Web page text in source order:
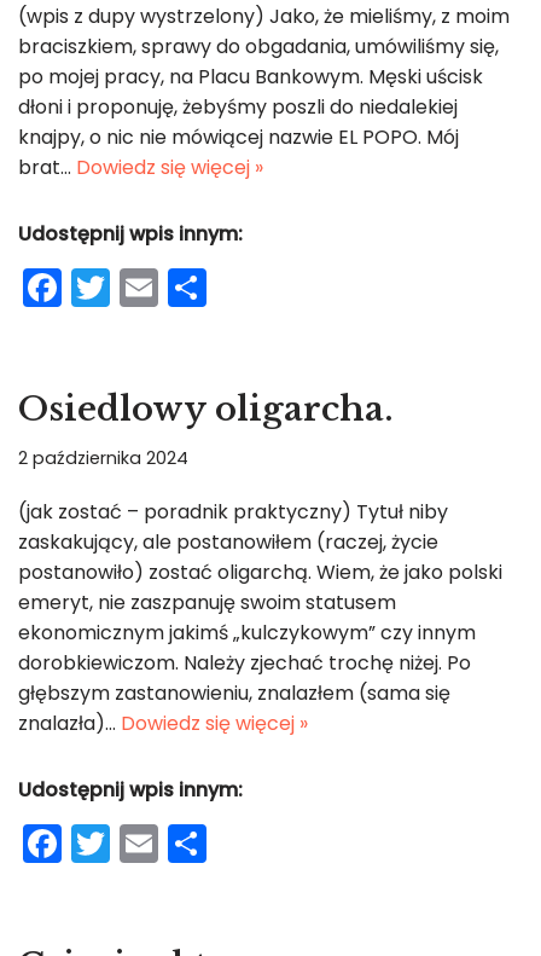
o
k
(wpis z dupy wystrzelony) Jako, że mieliśmy, z moim
braciszkiem, sprawy do obgadania, umówiliśmy się,
po mojej pracy, na Placu Bankowym. Męski uścisk
dłoni i proponuję, żebyśmy poszli do niedalekiej
knajpy, o nic nie mówiącej nazwie EL POPO. Mój
brat… Dowiedz się więcej »
Udostępnij wpis innym:
F
a
e
b
o
o
k
T
w
er
E
m
l e
Osiedlowy oligarcha.
2 października 2024
(jak zostać – poradnik praktyczny) Tytuł niby
zaskakujący, ale postanowiłem (raczej, życie
postanowiło) zostać oligarchą. Wiem, że jako polski
emeryt, nie zaszpanuję swoim statusem
ekonomicznym jakimś „kulczykowym” czy innym
dorobkiewiczom. Należy zjechać trochę niżej. Po
głębszym zastanowieniu, znalazłem (sama się
znalazła)… Dowiedz się więcej »
Udostępnij wpis innym:
F
a
T
w
E
m